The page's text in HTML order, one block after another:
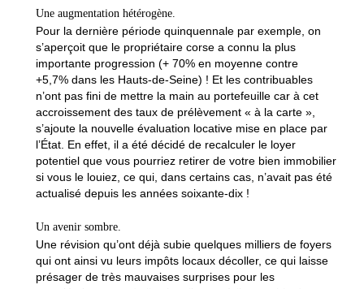
Une augmentation hétérogène.
Pour la dernière période quinquennale par exemple, on
s’aperçoit que le propriétaire corse a connu la plus
importante progression (+ 70% en moyenne contre
+5,7% dans les Hauts-de-Seine) ! Et les contribuables
n’ont pas fini de mettre la main au portefeuille car à cet
accroissement des taux de prélèvement « à la carte »,
s’ajoute la nouvelle évaluation locative mise en place par
l’État. En effet, il a été décidé de recalculer le loyer
potentiel que vous pourriez retirer de votre bien immobilier
si vous le louiez, ce qui, dans certains cas, n’avait pas été
actualisé depuis les années soixante-dix !
Un avenir sombre.
Une révision qu’ont déjà subie quelques milliers de foyers
qui ont ainsi vu leurs impôts locaux décoller, ce qui laisse
présager de très mauvaises surprises pour les